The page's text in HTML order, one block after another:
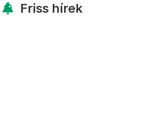
Friss hírek